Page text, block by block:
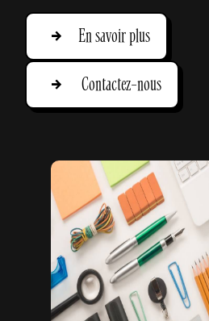
En savoir plus
Contactez-nous